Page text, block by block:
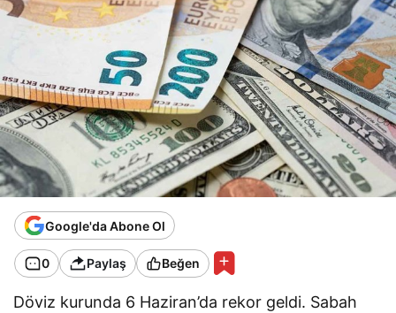
Google'da Abone Ol
0 Paylaş Beğen
Döviz kurunda 6 Haziran’da rekor geldi. Sabah